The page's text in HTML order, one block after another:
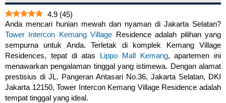
4.9 (45)
Anda mencari hunian mewah dan nyaman di Jakarta Selatan?
Tower Intercon Kemang Village Residence adalah pilihan yang
sempurna untuk Anda. Terletak di komplek Kemang Village
Residences, tepat di atas Lippo Mall Kemang, apartemen ini
menawarkan pengalaman tinggal yang istimewa. Dengan alamat
prestisius di JL. Pangeran Antasari No.36, Jakarta Selatan, DKI
Jakarta 12150, Tower Intercon Kemang Village Residence adalah
tempat tinggal yang ideal.